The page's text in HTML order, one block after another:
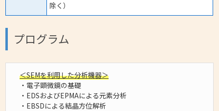
除く）
プログラム
＜SEMを利用した分析機器＞
・電子顕微鏡の基礎
・EDSおよびEPMAによる元素分析
・EBSDによる結晶方位解析